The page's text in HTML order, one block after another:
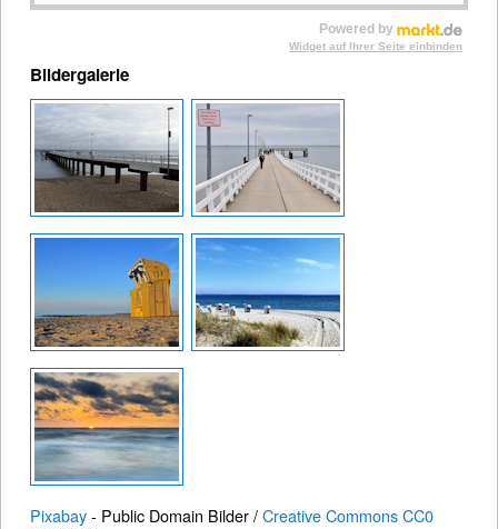
Powered by
Widget auf Ihrer Seite einbinden
Bildergalerie
Pixabay- Public Domain Bilder /Creative Commons CC0